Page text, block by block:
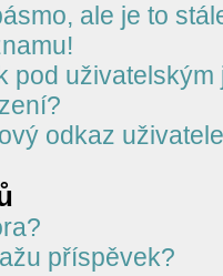
ale je to
pod uživatelským
odkaz
příspěvek?